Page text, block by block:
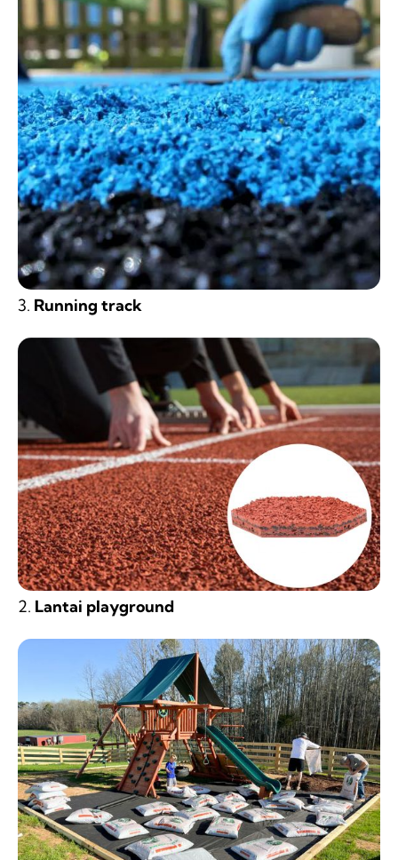
3. Running track
2. Lantai playground